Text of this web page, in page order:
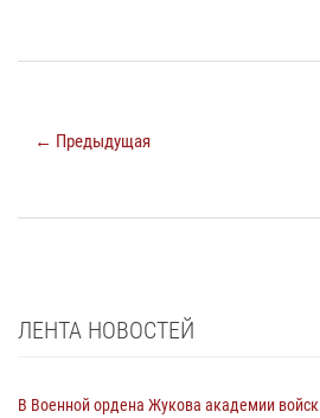
← Предыдущая
ЛЕНТА НОВОСТЕЙ
В Военной ордена Жукова академии